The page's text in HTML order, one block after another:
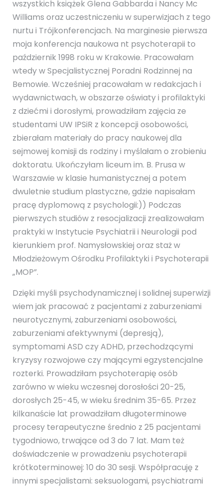
wszystkich książek Glena Gabbarda i Nancy Mc
Williams oraz uczestniczeniu w superwizjach z tego
nurtu i Trójkonferencjach. Na marginesie pierwsza
moja konferencja naukowa nt psychoterapii to
październik 1998 roku w Krakowie. Pracowałam
wtedy w Specjalistycznej Poradni Rodzinnej na
Bemowie. Wcześniej pracowałam w redakcjach i
wydawnictwach, w obszarze oświaty i profilaktyki
z dziećmi i dorosłymi, prowadziłam zajęcia ze
studentami UW IPSiR z koncepcji osobowości,
zbierałam materiały do pracy naukowej dla
sejmowej komisji ds rodziny i myślałam o zrobieniu
doktoratu. Ukończyłam liceum im. B. Prusa w
Warszawie w klasie humanistycznej a potem
dwuletnie studium plastyczne, gdzie napisałam
pracę dyplomową z psychologii:)) Podczas
pierwszych studiów z resocjalizacji zrealizowałam
praktyki w Instytucie Psychiatrii i Neurologii pod
kierunkiem prof. Namysłowskiej oraz staż w
Młodzieżowym Ośrodku Profilaktyki i Psychoterapii
„MOP”.
Dzięki myśli psychodynamicznej i solidnej superwizji
wiem jak pracować z pacjentami z zaburzeniami
neurotycznymi, zaburzeniami osobowości,
zaburzeniami afektywnymi (depresją),
symptomami ASD czy ADHD, przechodzącymi
kryzysy rozwojowe czy mającymi egzystencjalne
rozterki. Prowadziłam psychoterapię osób
zarówno w wieku wczesnej dorosłości 20-25,
dorosłych 25-45, w wieku średnim 35-65. Przez
kilkanaście lat prowadziłam długoterminowe
procesy terapeutyczne średnio z 25 pacjentami
tygodniowo, trwające od 3 do 7 lat. Mam też
doświadczenie w prowadzeniu psychoterapii
krótkoterminowej: 10 do 30 sesji. Współpracuję z
innymi specjalistami: seksuologami, psychiatrami